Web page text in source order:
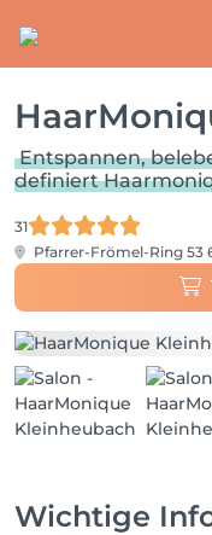
Entspannen,
definiert
31
Pfarrer-Frömel-Ring 53
Wichtige